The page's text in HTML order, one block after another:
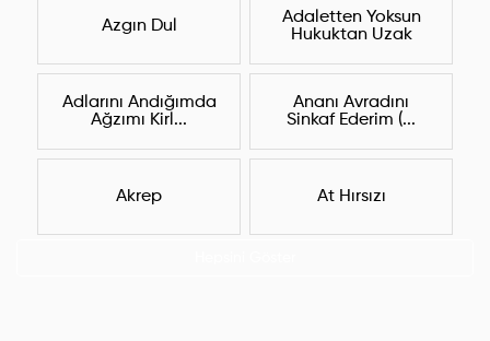
Azgın Dul
Adaletten Yoksun
Hukuktan Uzak
Adlarını Andığımda
Ağzımı Kirl...
Ananı Avradını
Sinkaf Ederim (...
Akrep At Hırsızı